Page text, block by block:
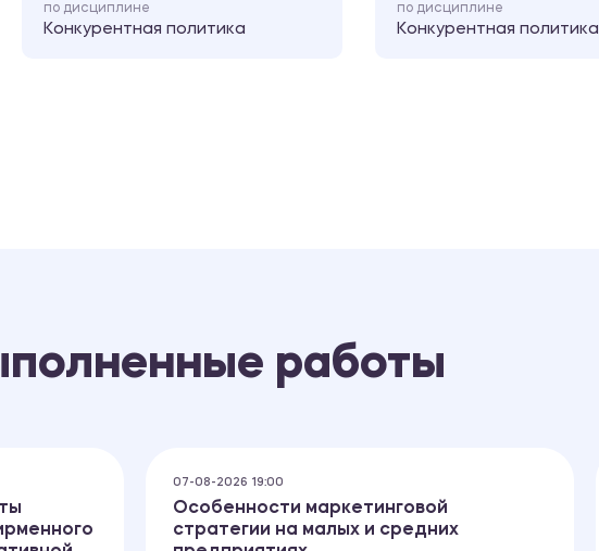
по дисциплине
Конкурентная политика
по дисциплине
Конкурентная политика
работы
07-08-2026 19:00
Особенности маркетинговой
стратегии на малых и средних